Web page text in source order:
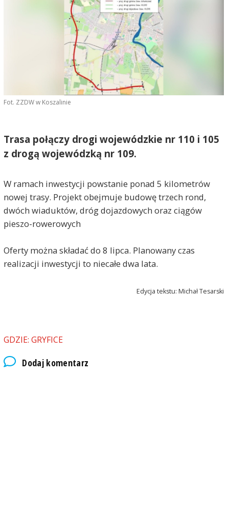
Fot. ZZDW w Koszalinie
Trasa połączy drogi wojewódzkie nr 110 i 105
z drogą wojewódzką nr 109.
W ramach inwestycji powstanie ponad 5 kilometrów
nowej trasy. Projekt obejmuje budowę trzech rond,
dwóch wiaduktów, dróg dojazdowych oraz ciągów
pieszo-rowerowych
Oferty można składać do 8 lipca. Planowany czas
realizacji inwestycji to niecałe dwa lata.
Edycja tekstu: Michał Tesarski
GDZIE: GRYFICE
Dodaj komentarz